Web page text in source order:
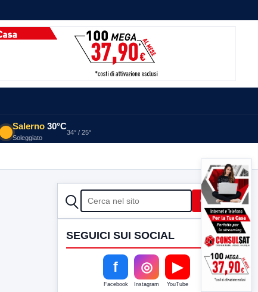
Salerno 30°C
Soleggiato
34° / 25°
CERCA Cerca
SEGUICI SUI SOCIAL
f
Facebook
◎
Instagram
▶
YouTube